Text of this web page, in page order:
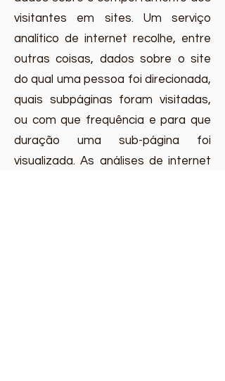
visitantes em sites. Um serviço
analítico de internet recolhe, entre
outras coisas, dados sobre o site
do qual uma pessoa foi direcionada,
quais subpáginas foram visitadas,
ou com que frequência e para que
duração uma sub-página foi
visualizada. As análises de internet